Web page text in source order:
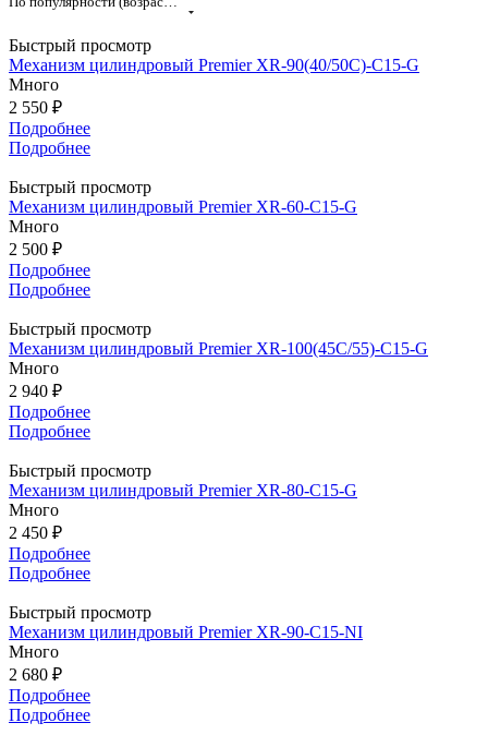
Быстрый просмотр
Механизм цилиндровый Premier XR-90(40/50С)-C15-G
Много
2 550 ₽
Подробнее
Подробнее
Быстрый просмотр
Механизм цилиндровый Premier XR-60-C15-G
Много
2 500 ₽
Подробнее
Подробнее
Быстрый просмотр
Механизм цилиндровый Premier XR-100(45C/55)-C15-G
Много
2 940 ₽
Подробнее
Подробнее
Быстрый просмотр
Механизм цилиндровый Premier XR-80-C15-G
Много
2 450 ₽
Подробнее
Подробнее
Быстрый просмотр
Механизм цилиндровый Premier XR-90-C15-NI
Много
2 680 ₽
Подробнее
Подробнее